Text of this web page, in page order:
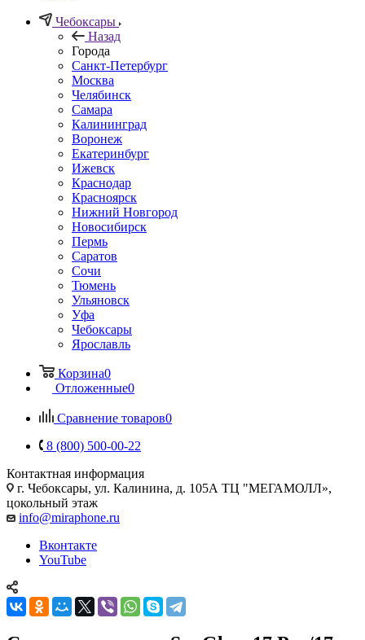
Чебоксары
Назад
Города
Санкт-Петербург
Москва
Челябинск
Самара
Калининград
Воронеж
Екатеринбург
Ижевск
Краснодар
Красноярск
Нижний Новгород
Новосибирск
Пермь
Саратов
Сочи
Тюмень
Ульяновск
Уфа
Чебоксары
Ярославль
Корзина0
Отложенные0
Сравнение товаров0
8 (800) 500-00-22
Контактная информация
г. Чебоксары, ул. Калинина, д. 105А ТЦ "МЕГАМОЛЛ»,
цокольный этаж
info@miraphone.ru
Вконтакте
YouTube